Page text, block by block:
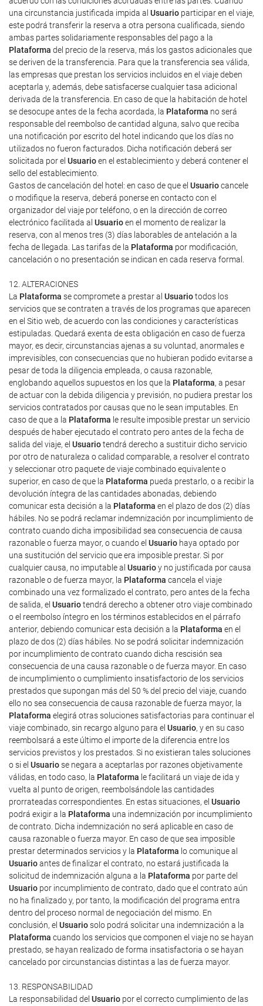
una circunstancia justificada impida al Usuario participar en el viaje,
este podrá transferir la reserva a otra persona cualificada, siendo
ambas partes solidariamente responsables del pago a la
Plataforma del precio de la reserva, más los gastos adicionales que
se deriven de la transferencia. Para que la transferencia sea válida,
las empresas que prestan los servicios incluidos en el viaje deben
aceptarla y, además, debe satisfacerse cualquier tasa adicional
derivada de la transferencia. En caso de que la habitación de hotel
se desocupe antes de la fecha acordada, la Plataforma no será
responsable del reembolso de cantidad alguna, salvo que reciba
una notificación por escrito del hotel indicando que los días no
utilizados no fueron facturados. Dicha notificación deberá ser
solicitada por el Usuarioen el establecimiento y deberá contener el
sello del establecimiento.
Gastos de cancelación del hotel: en caso de que el Usuariocancele
o modifique la reserva, deberá ponerse en contacto con el
organizador del viaje por teléfono, o en la dirección de correo
electrónico facilitada al Usuarioen el momento de realizar la
reserva, con al menos tres (3) días laborables de antelación a la
fecha de llegada. Las tarifas de la Plataforma por modificación,
cancelación o no presentación se indican en cada reserva formal.
12. ALTERACIONES
La Plataforma se compromete a prestar al Usuariotodos los
servicios que se contraten a través de los programas que aparecen
en el Sitio web, de acuerdo con las condiciones y características
estipuladas. Quedará exenta de esta obligación en caso de fuerza
mayor, es decir, circunstancias ajenas a su voluntad, anormales e
imprevisibles, con consecuencias que no hubieran podido evitarse a
pesar de toda la diligencia empleada, o causa razonable,
englobando aquellos supuestos en los que la Plataforma, a pesar
de actuar con la debida diligencia y previsión, no pudiera prestar los
servicios contratados por causas que no le sean imputables. En
caso de que a la Plataforma le resulte imposible prestar un servicio
después de haber ejecutado el contrato pero antes de la fecha de
salida del viaje, el Usuariotendrá derecho a sustituir dicho servicio
por otro de naturaleza o calidad comparable, a resolver el contrato
y seleccionar otro paquete de viaje combinado equivalente o
superior, en caso de que la Plataforma pueda prestarlo, o a recibir la
devolución íntegra de las cantidades abonadas, debiendo
comunicar esta decisión a la Plataforma en el plazo de dos (2) días
hábiles. No se podrá reclamar indemnización por incumplimiento de
contrato cuando dicha imposibilidad sea consecuencia de causa
razonable o fuerza mayor, o cuando el Usuario haya optado por
una sustitución del servicio que era imposible prestar. Si por
cualquier causa, no imputable al Usuarioy no justificada por causa
razonable o de fuerza mayor, la Plataforma cancela el viaje
combinado una vez formalizado el contrato, pero antes de la fecha
de salida, el Usuariotendrá derecho a obtener otro viaje combinado
o el reembolso íntegro en los términos establecidos en el párrafo
anterior, debiendo comunicar esta decisión a la Plataforma en el
plazo de dos (2) días hábiles. No se podrá solicitar indemnización
por incumplimiento de contrato cuando dicha rescisión sea
consecuencia de una causa razonable o de fuerza mayor. En caso
de incumplimiento o cumplimiento insatisfactorio de los servicios
prestados que supongan más del 50 % del precio del viaje, cuando
ello no sea consecuencia de causa razonable de fuerza mayor, la
Plataforma elegirá otras soluciones satisfactorias para continuar el
viaje combinado, sin recargo alguno para el Usuario, y en su caso
reembolsará a este último el importe de la diferencia entre los
servicios previstos y los prestados. Si no existieran tales soluciones
o si el Usuariose negara a aceptarlas por razones objetivamente
válidas, en todo caso, la Plataforma le facilitará un viaje de ida y
vuelta al punto de origen, reembolsándole las cantidades
prorrateadas correspondientes. En estas situaciones, el Usuario
podrá exigir a la Plataforma una indemnización por incumplimiento
de contrato. Dicha indemnización no será aplicable en caso de
causa razonable o fuerza mayor. En caso de que sea imposible
prestar determinados servicios y la Plataforma lo comunique al
Usuarioantes de finalizar el contrato, no estará justificada la
solicitud de indemnización alguna a la Plataforma por parte del
Usuario por incumplimiento de contrato, dado que el contrato aún
no ha finalizado y, por tanto, la modificación del programa entra
dentro del proceso normal de negociación del mismo. En
conclusión, el Usuariosolo podrá solicitar una indemnización a la
Plataforma cuando los servicios que componen el viaje no se hayan
prestado, se hayan realizado de forma insatisfactoria o se hayan
cancelado por circunstancias distintas a las de fuerza mayor.
13. RESPONSABILIDAD
La responsabilidad del Usuario por el correcto cumplimiento de las